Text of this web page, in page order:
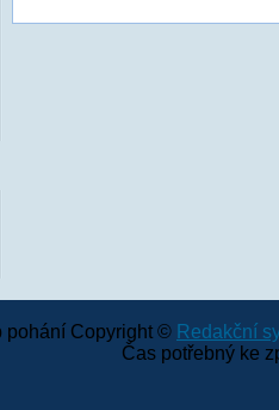
pohání Copyright © Redakční
Čas potřebný ke